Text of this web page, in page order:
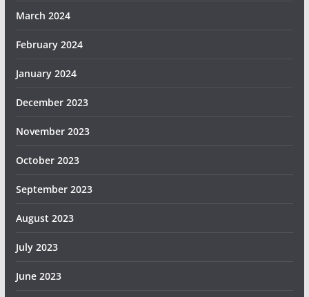
March 2024
February 2024
January 2024
December 2023
November 2023
October 2023
September 2023
August 2023
July 2023
June 2023